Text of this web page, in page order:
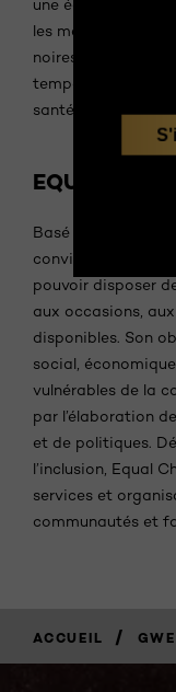
une équipe à
les ménages à
noires sans-abri
temporaires à
santé mentale,
EQUAL
Basé à Ottawa,
conviction que
pouvoir disposer
aux occasions,
disponibles. Son
social,
vulnérables de la
par l’élaboration
et de politiques.
l’inclusion, Equal
services et
communautés et
ACCUEIL /